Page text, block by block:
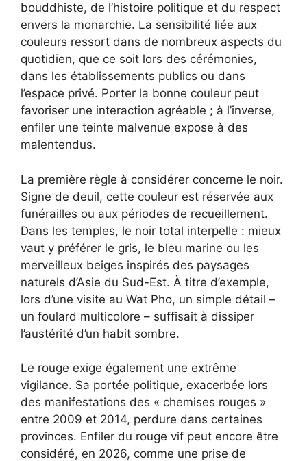
bouddhiste, de l’histoire politique et du respect
envers la monarchie. La sensibilité liée aux
couleurs ressort dans de nombreux aspects du
quotidien, que ce soit lors des cérémonies,
dans les établissements publics ou dans
l’espace privé. Porter la bonne couleur peut
favoriser une interaction agréable ; à l’inverse,
enfiler une teinte malvenue expose à des
malentendus.
La première règle à considérer concerne le noir.
Signe de deuil, cette couleur est réservée aux
funérailles ou aux périodes de recueillement.
Dans les temples, le noir total interpelle : mieux
vaut y préférer le gris, le bleu marine ou les
merveilleux beiges inspirés des paysages
naturels d’Asie du Sud-Est. À titre d’exemple,
lors d’une visite au Wat Pho, un simple détail –
un foulard multicolore – suffisait à dissiper
l’austérité d’un habit sombre.
Le rouge exige également une extrême
vigilance. Sa portée politique, exacerbée lors
des manifestations des « chemises rouges »
entre 2009 et 2014, perdure dans certaines
provinces. Enfiler du rouge vif peut encore être
considéré, en 2026, comme une prise de